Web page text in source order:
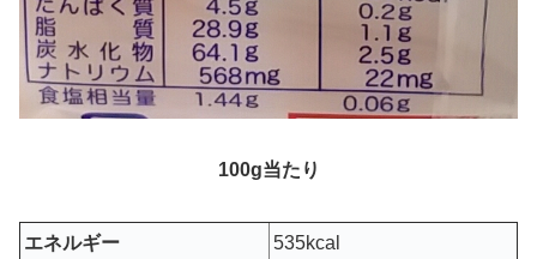
100g当たり
エネルギー 535kcal